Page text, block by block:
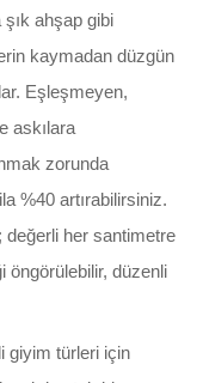
ahşap gibi
kaymadan düzgün
Eşleşmeyen,
askılara
zorunda
%40 artırabilirsiniz.
değerli her santimetre
öngörülebilir, düzenli
giyim türleri için